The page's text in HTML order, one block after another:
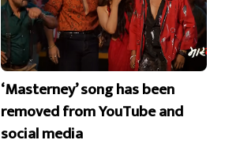
‘Masterney’ song has been
removed from YouTube and
social media